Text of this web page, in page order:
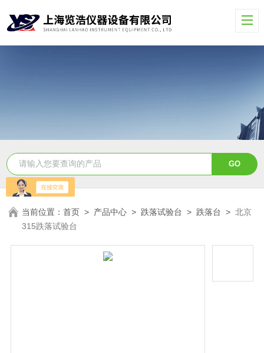
当前位置：首页 > 产品中心 > 跌落试验台 > 跌落台 >北京
315跌落试验台